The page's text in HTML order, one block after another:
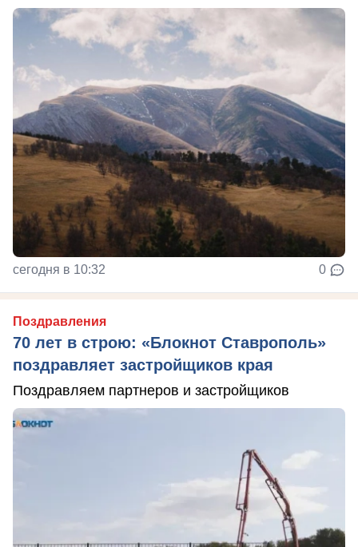
сегодня в 10:32 0
Поздравления
70 лет в строю: «Блокнот Ставрополь»
поздравляет застройщиков края
Поздравляем партнеров и застройщиков